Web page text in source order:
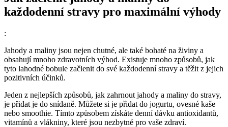
každodenní stravy pro maximální výhody
:
Jahody a maliny jsou nejen chutné, ale také bohaté na živiny a
obsahují mnoho zdravotních výhod. Existuje mnoho způsobů, jak
tyto lahodné bobule začlenit do své každodenní stravy a těžit z jejich
pozitivních účinků.
Jeden z nejlepších způsobů, jak zahrnout jahody a maliny do stravy,
je přidat je do snídaně. Můžete si je přidat do jogurtu, ovesné kaše
nebo smoothie. Tímto způsobem získáte denní dávku antioxidantů,
vitamínů a vlákniny, které jsou nezbytné pro vaše zdraví.